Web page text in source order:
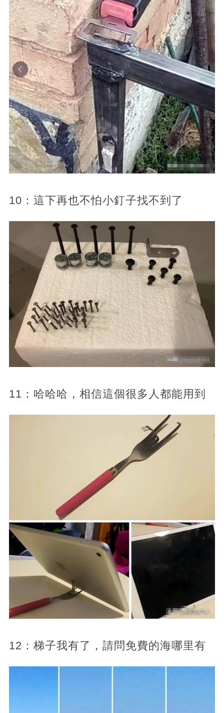
10：這下再也不怕小釘子找不到了
11：哈哈哈，相信這個很多人都能用到
12：梯子我有了，請問免費的海哪里有